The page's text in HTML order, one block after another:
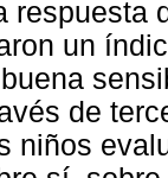
respuesta
un
de
niños